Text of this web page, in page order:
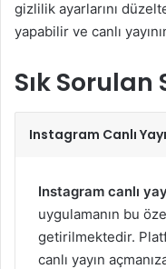
gizlilik ayarlarını
yapabilir ve canlı
Sık Sorulan
Instagram Canlı
Instagram canlı
uygulamanın bu
getirilmektedir.
canlı yayın